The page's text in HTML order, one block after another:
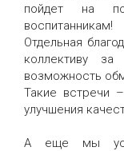
пойдет на
воспитанникам!
Отдельная
коллективу
возможность
Такие встречи
улучшения
А еще мы